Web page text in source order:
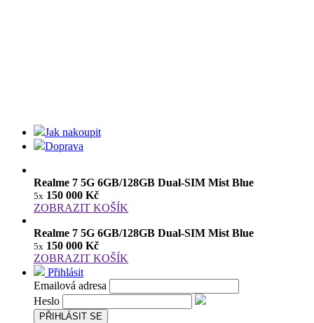
Jak nakoupit
Doprava
Realme 7 5G 6GB/128GB Dual-SIM Mist Blue
5x 150 000 Kč
ZOBRAZIT KOŠÍK
Realme 7 5G 6GB/128GB Dual-SIM Mist Blue
5x 150 000 Kč
ZOBRAZIT KOŠÍK
Přihlásit
Emailová adresa
Heslo
PŘIHLÁSIT SE